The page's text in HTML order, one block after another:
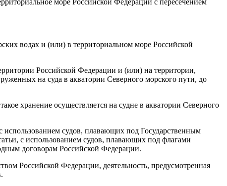
водах и (или) в территориальном море Российской
Российской Федерации и (или) на территории,
на суда в акватории Северного морского пути, до
хранение осуществляется на судне в акватории Северного
судов, плавающих под Государственным
с использованием судов, плавающих под флагами
договорам Российской Федерации.
Российской Федерации, деятельность, предусмотренная